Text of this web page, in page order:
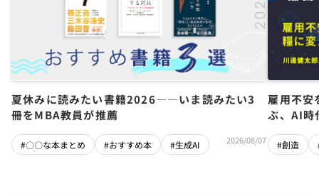
夏休みに読みたい書籍2026――いま読みたい3
冊をMBA教員が推薦
#〇〇な本まとめ #おすすめ本 #生成AI 2026/08/07
雇用不
ぶ、AI時
#創造